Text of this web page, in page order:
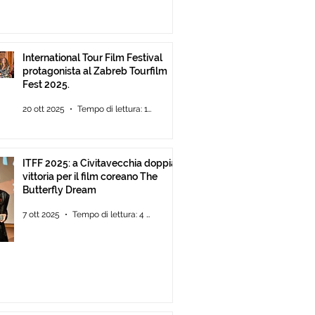
International Tour Film Festival
protagonista al Zabreb Tourfilm
Fest 2025.
20 ott 2025 Tempo di lettura: 1 min
ITFF 2025: a Civitavecchia doppia
vittoria per il film coreano The
Butterfly Dream
7 ott 2025 Tempo di lettura: 4 min